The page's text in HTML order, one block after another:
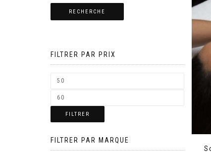
RECHERCHE
FILTRER PAR PRIX
FILTRER
FILTRER PAR MARQUE